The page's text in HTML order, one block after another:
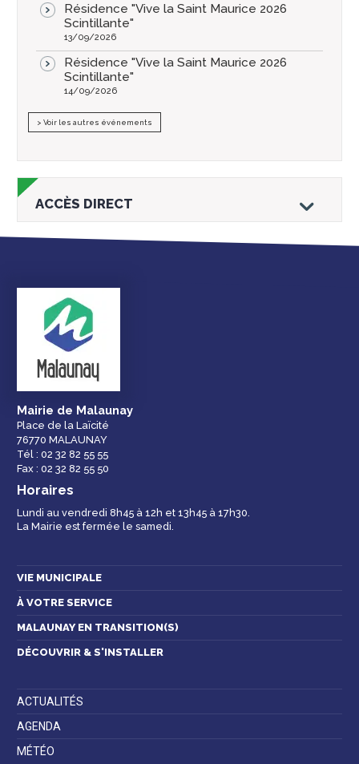
Résidence "Vive la Saint Maurice 2026
Scintillante"
13/09/2026
Résidence "Vive la Saint Maurice 2026
Scintillante"
14/09/2026
> Voir les autres événements
ACCÈS DIRECT
Droits et
démarches
Espace famille
Mairie de Malaunay
Place de la Laïcité
76770 MALAUNAY
Tél : 02 32 82 55 55
Fax : 02 32 82 55 50
Horaires
Lundi au vendredi 8h45 à 12h et 13h45 à 17h30.
La Mairie est fermée le samedi.
VIE MUNICIPALE
À VOTRE SERVICE
MALAUNAY EN TRANSITION(S)
DÉCOUVRIR & S'INSTALLER
ACTUALITÉS
AGENDA
MÉTÉO